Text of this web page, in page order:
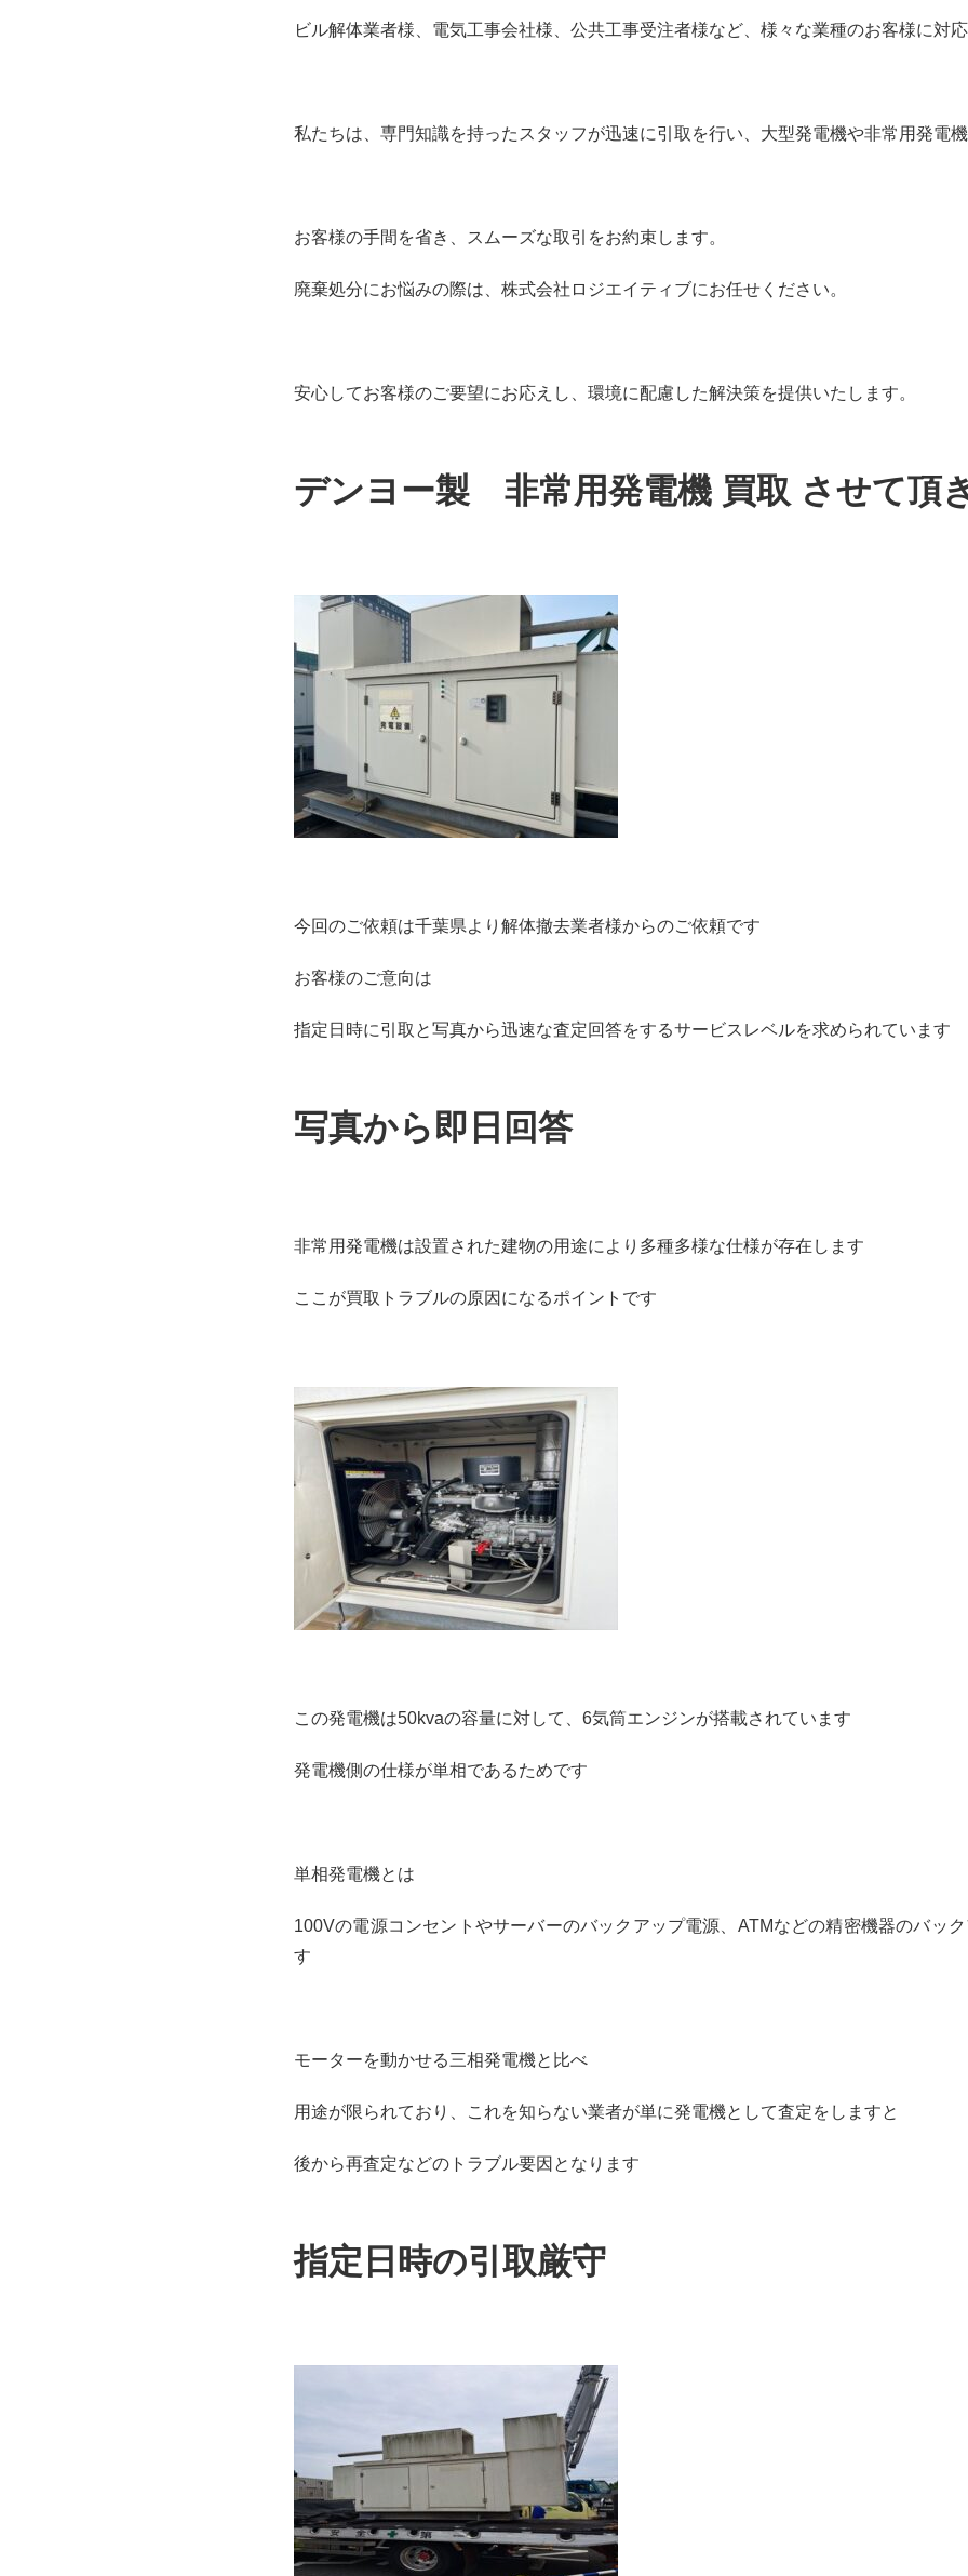
ビル解体業者様、電気工事会社様、公共工事受注者様など、様々な業種のお客様に対
私たちは、専門知識を持ったスタッフが迅速に引取を行い、大型発電機や非常用発電
お客様の手間を省き、スムーズな取引をお約束します。
廃棄処分にお悩みの際は、株式会社ロジエイティブにお任せください。
安心してお客様のご要望にお応えし、環境に配慮した解決策を提供いたします。
デンヨー製 非常用発電機 買取 させて頂
今回のご依頼は千葉県より解体撤去業者様からのご依頼です
お客様のご意向は
指定日時に引取と写真から迅速な査定回答をするサービスレベルを求められています
写真から即日回答
非常用発電機は設置された建物の用途により多種多様な仕様が存在します
ここが買取トラブルの原因になるポイントです
この発電機は50kvaの容量に対して、6気筒エンジンが搭載されています
発電機側の仕様が単相であるためです
単相発電機とは
100Vの電源コンセントやサーバーのバックアップ電源、ATMなどの精密機器のバッ
す
モーターを動かせる三相発電機と比べ
用途が限られており、これを知らない業者が単に発電機として査定をしますと
後から再査定などのトラブル要因となります
指定日時の引取厳守